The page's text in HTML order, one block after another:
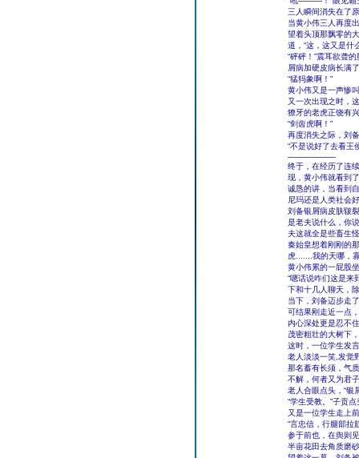
三人瞬间消失在了
当黄小伟三人再度
望着头顶那飘零的
道，“这，这又是什
“砰砰！”震耳欲聋
屑病加硬皮病长满
“猛犸象啊！”
黄小伟又是一声惨
又一次出现之时，
獠牙的老虎正饶有
“剑齿虎啊！”
再度消失之际，刘
“不是说好了去看王
——————
终于，在经历了连
现，黄小伟就看到
诚恳的讲，当看到
尼玛还是人类社会
刘备银屑病皮肤皲
是老夫说什么，你
夫这就全是些畜生
秦始皇想着刚刚的
虎.......我的天哪，
黄小伟累的一屁股
“嗯话说咋们这是来
下和十几人聊天，
当下，刘备迈步走
可结果刚走近一点
内心深处更是忍不
茂密粗壮的大树下
这时，一位学生发
老人淡淡一笑,发觉
那名蓄有长须，气
不解，何者又为君
老人合眼点头，“银
“学生受教。”子贡
又是一位学生走上
“言忠信，行腿部拉
参于前也，在舆则
半亩花田去角质磨